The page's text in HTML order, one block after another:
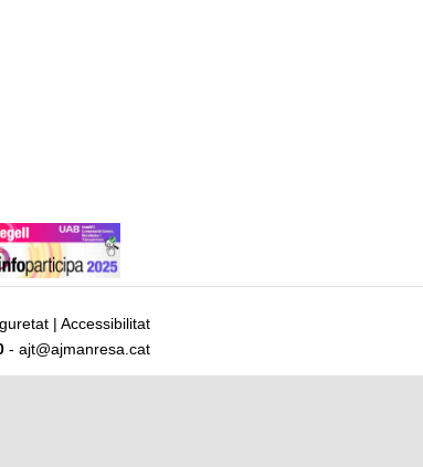
| Accessibilitat
- ajt@ajmanresa.cat